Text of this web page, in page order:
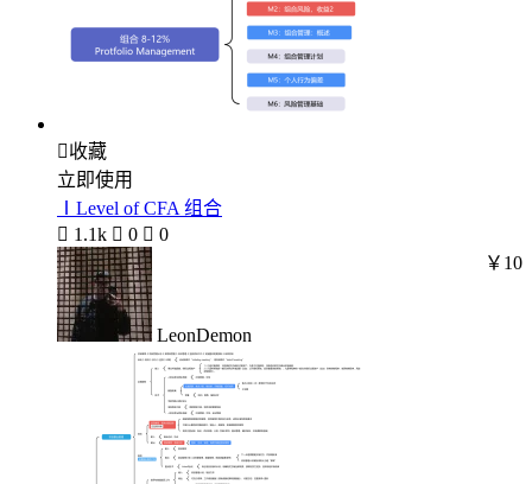
收藏
立即使用
ⅠLevel of CFA 组合
 1.1k  0  0
LeonDemon
￥10